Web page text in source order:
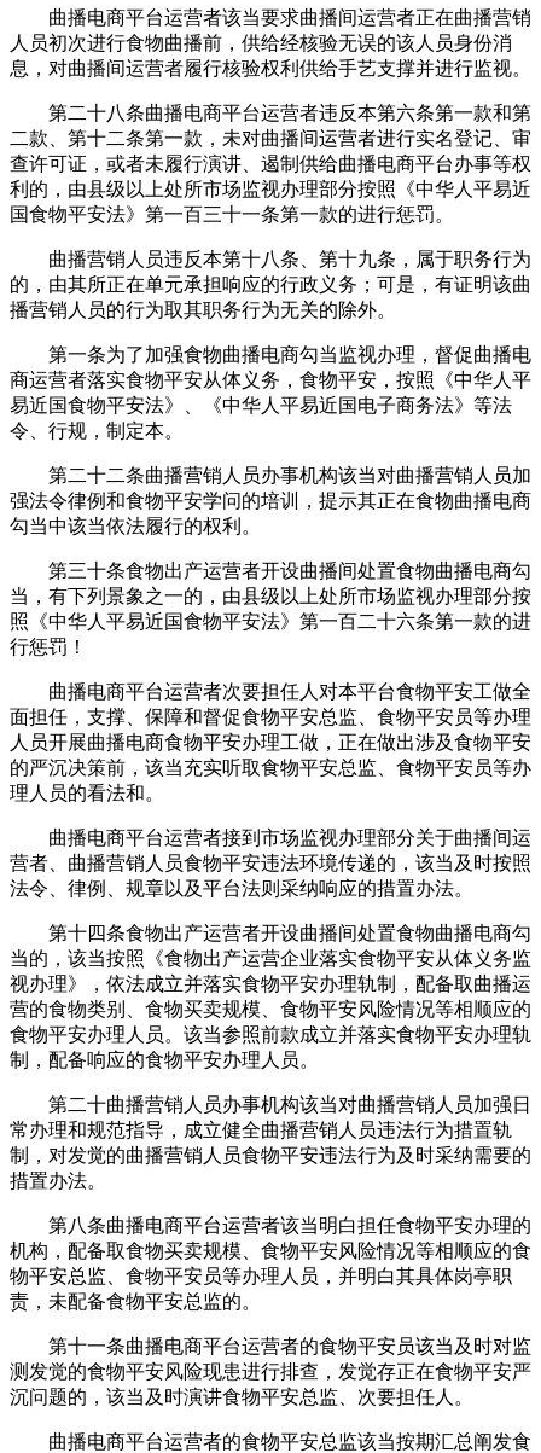
曲播电商平台运营者该当要求曲播间运营者正在曲播营销
人员初次进行食物曲播前，供给经核验无误的该人员身份消
息，对曲播间运营者履行核验权利供给手艺支撑并进行监视。
第二十八条曲播电商平台运营者违反本第六条第一款和第
二款、第十二条第一款，未对曲播间运营者进行实名登记、审
查许可证，或者未履行演讲、遏制供给曲播电商平台办事等权
利的，由县级以上处所市场监视办理部分按照《中华人平易近
国食物平安法》第一百三十一条第一款的进行惩罚。
曲播营销人员违反本第十八条、第十九条，属于职务行为
的，由其所正在单元承担响应的行政义务；可是，有证明该曲
播营销人员的行为取其职务行为无关的除外。
第一条为了加强食物曲播电商勾当监视办理，督促曲播电
商运营者落实食物平安从体义务，食物平安，按照《中华人平
易近国食物平安法》、《中华人平易近国电子商务法》等法
令、行规，制定本。
第二十二条曲播营销人员办事机构该当对曲播营销人员加
强法令律例和食物平安学问的培训，提示其正在食物曲播电商
勾当中该当依法履行的权利。
第三十条食物出产运营者开设曲播间处置食物曲播电商勾
当，有下列景象之一的，由县级以上处所市场监视办理部分按
照《中华人平易近国食物平安法》第一百二十六条第一款的进
行惩罚！
曲播电商平台运营者次要担任人对本平台食物平安工做全
面担任，支撑、保障和督促食物平安总监、食物平安员等办理
人员开展曲播电商食物平安办理工做，正在做出涉及食物平安
的严沉决策前，该当充实听取食物平安总监、食物平安员等办
理人员的看法和。
曲播电商平台运营者接到市场监视办理部分关于曲播间运
营者、曲播营销人员食物平安违法环境传递的，该当及时按照
法令、律例、规章以及平台法则采纳响应的措置办法。
第十四条食物出产运营者开设曲播间处置食物曲播电商勾
当的，该当按照《食物出产运营企业落实食物平安从体义务监
视办理》，依法成立并落实食物平安办理轨制，配备取曲播运
营的食物类别、食物买卖规模、食物平安风险情况等相顺应的
食物平安办理人员。该当参照前款成立并落实食物平安办理轨
制，配备响应的食物平安办理人员。
第二十曲播营销人员办事机构该当对曲播营销人员加强日
常办理和规范指导，成立健全曲播营销人员违法行为措置轨
制，对发觉的曲播营销人员食物平安违法行为及时采纳需要的
措置办法。
第八条曲播电商平台运营者该当明白担任食物平安办理的
机构，配备取食物买卖规模、食物平安风险情况等相顺应的食
物平安总监、食物平安员等办理人员，并明白其具体岗亭职
责，未配备食物平安总监的。
第十一条曲播电商平台运营者的食物平安员该当及时对监
测发觉的食物平安风险现患进行排查，发觉存正在食物平安严
沉问题的，该当及时演讲食物平安总监、次要担任人。
曲播电商平台运营者的食物平安总监该当按期汇总阐发食